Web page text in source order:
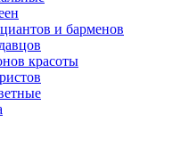
и барменов
красоты